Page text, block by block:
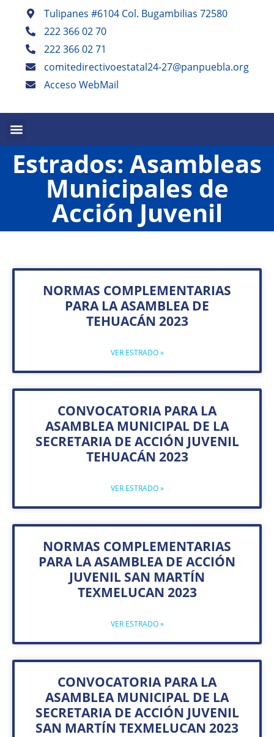
Tulipanes #6104 Col. Bugambilias 72580
222 366 02 70
222 366 02 71
comitedirectivoestatal24-27@panpuebla.org
Acceso WebMail
Estrados: Asambleas
Municipales de
Acción Juvenil
NORMAS COMPLEMENTARIAS
PARA LA ASAMBLEA DE
TEHUACÁN 2023
VER ESTRADO »
CONVOCATORIA PARA LA
ASAMBLEA MUNICIPAL DE LA
SECRETARIA DE ACCIÓN JUVENIL
TEHUACÁN 2023
VER ESTRADO »
NORMAS COMPLEMENTARIAS
PARA LA ASAMBLEA DE ACCIÓN
JUVENIL SAN MARTÍN
TEXMELUCAN 2023
VER ESTRADO »
CONVOCATORIA PARA LA
ASAMBLEA MUNICIPAL DE LA
SECRETARIA DE ACCIÓN JUVENIL
SAN MARTÍN TEXMELUCAN 2023